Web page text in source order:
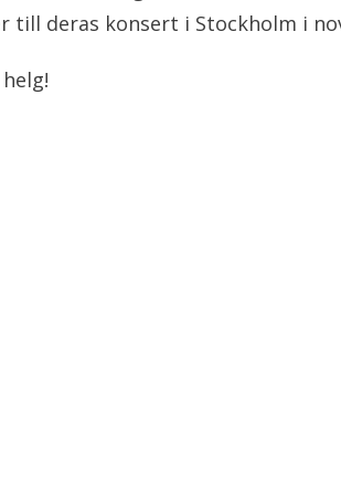
till deras konsert i Stockholm i